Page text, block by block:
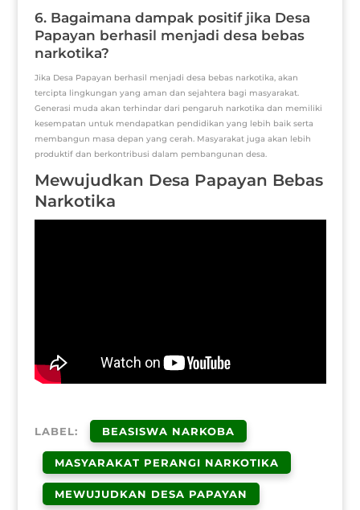
6. Bagaimana dampak positif jika Desa
Papayan berhasil menjadi desa bebas
narkotika?
Jika Desa Papayan berhasil menjadi desa bebas narkotika, akan
tercipta lingkungan yang aman dan sejahtera bagi masyarakat.
Generasi muda akan terhindar dari pengaruh narkotika dan memiliki
kesempatan untuk mendapatkan pendidikan yang lebih baik serta
membangun masa depan yang cerah. Masyarakat juga akan lebih
produktif dan berkontribusi dalam pembangunan desa.
Mewujudkan Desa Papayan Bebas
Narkotika
LABEL: BEASISWA NARKOBA
MASYARAKAT PERANGI NARKOTIKA
MEWUJUDKAN DESA PAPAYAN